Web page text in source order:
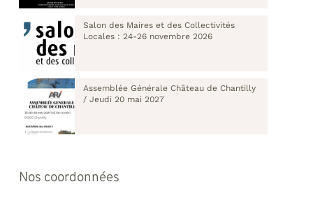
Salon des Maires et des Collectivités
Locales : 24-26 novembre 2026
Assemblée Générale Château de Chantilly
/ Jeudi 20 mai 2027
Nos coordonnées